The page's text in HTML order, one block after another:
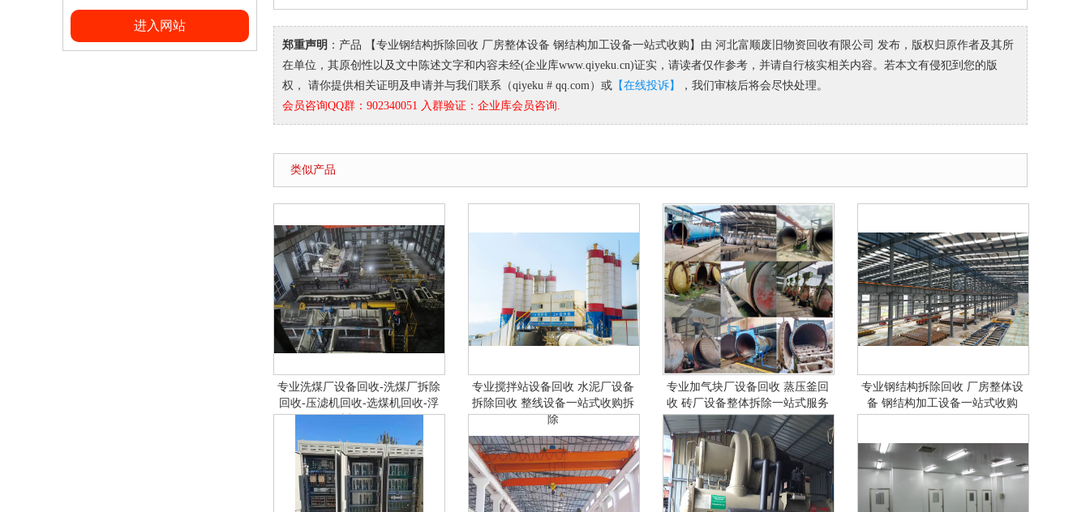
进入网站
郑重声明 ：产品 【专业钢结构拆除回收 厂房整体设备 钢结构加工设备一站式收购】由 河北富顺废旧物资回收有限公司 发布，版权归原作者及其所
在单位，其原创性以及文中陈述文字和内容未经(企业库www.qiyeku.cn)证实，请读者仅作参考，并请自行核实相关内容。若本文有侵犯到您的版
权， 请你提供相关证明及申请并与我们联系（qiyeku # qq.com）或 【在线投诉】
，我们审核后将会尽快处理。
会员咨询QQ群：902340051 入群验证：企业库会员咨询.
类似产品
专业洗煤厂设备回收-洗煤厂拆除
回收-压滤机回收-选煤机回收-浮
专业搅拌站设备回收 水泥厂设备
拆除回收 整线设备一站式收购拆
除
专业加气块厂设备回收 蒸压釜回
收 砖厂设备整体拆除一站式服务
专业钢结构拆除回收 厂房整体设
备 钢结构加工设备一站式收购